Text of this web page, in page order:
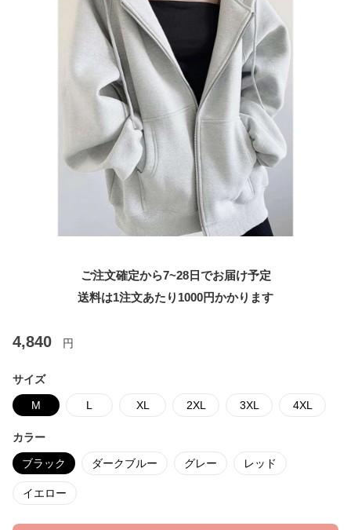
ご注文確定から7~28日でお届け予定
送料は1注文あたり 1000円かかります
4,840 円
サイズ
M L XL 2XL 3XL 4XL
カラー
ブラック ダークブルー グレー レッド
イエロー